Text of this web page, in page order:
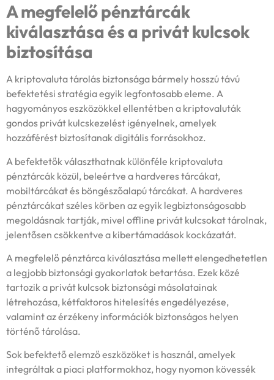
A megfelelő pénztárcák
kiválasztása és a privát kulcsok
biztosítása
A kriptovaluta tárolás biztonsága bármely hosszú távú
befektetési stratégia egyik legfontosabb eleme. A
hagyományos eszközökkel ellentétben a kriptovaluták
gondos privát kulcskezelést igényelnek, amelyek
hozzáférést biztosítanak digitális forrásokhoz.
A befektetők választhatnak különféle kriptovaluta
pénztárcák közül, beleértve a hardveres tárcákat,
mobiltárcákat és böngészőalapú tárcákat. A hardveres
pénztárcákat széles körben az egyik legbiztonságosabb
megoldásnak tartják, mivel offline privát kulcsokat tárolnak,
jelentősen csökkentve a kibertámadások kockázatát.
A megfelelő pénztárca kiválasztása mellett elengedhetetlen
a legjobb biztonsági gyakorlatok betartása. Ezek közé
tartozik a privát kulcsok biztonsági másolatainak
létrehozása, kétfaktoros hitelesítés engedélyezése,
valamint az érzékeny információk biztonságos helyen
történő tárolása.
Sok befektető elemző eszközöket is használ, amelyek
integráltak a piaci platformokhoz, hogy nyomon kövessék